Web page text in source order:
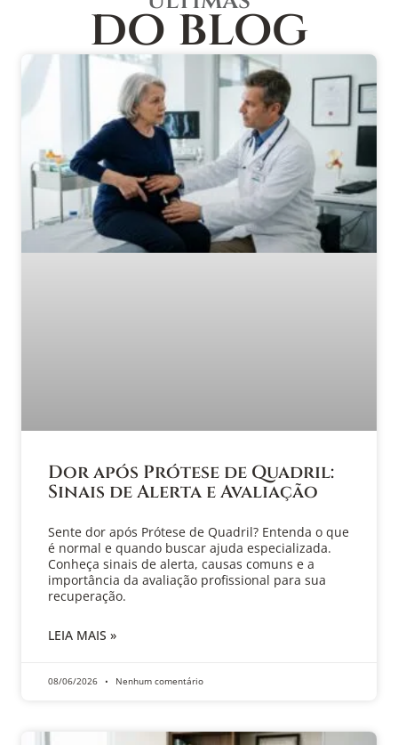
do blog
Dor após Prótese de Quadril:
Sinais de Alerta e Avaliação
Sente dor após Prótese de Quadril? Entenda o que
é normal e quando buscar ajuda especializada.
Conheça sinais de alerta, causas comuns e a
importância da avaliação profissional para sua
recuperação.
LEIA MAIS »
08/06/2026 Nenhum comentário